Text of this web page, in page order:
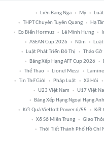
Liên Bang Nga Mỹ
THPT Chuyên Tuyên Quang
Hạ
Eo Biển Hormuz
Lê Minh Hưng
ASEAN Cup 2026
Năm
Luật Phát Triển Đô Thị
Tháo Gỡ
Bảng Xếp Hạng AFF Cup 2026
Thể Thao
Lionel Messi Lamine
Tin Thế Giới
Pháp Luật Xã Hội
U23 Việt Nam
U17 Việt
Bảng Xếp Hạng Ngoại Hạng Anh
Kết Quả Vietlott Power 6/55
Kết
Xổ Số Miền Trung
Giao
Thời Tiết Thành Phố Hồ Chí